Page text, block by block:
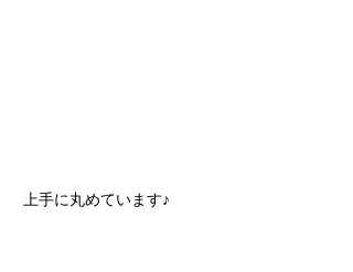
上手に丸めています♪